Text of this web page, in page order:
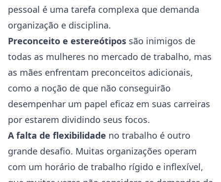
pessoal é uma tarefa complexa que demanda
organização e disciplina.
Preconceito e estereótipos são inimigos de
todas as mulheres no mercado de trabalho, mas
as mães enfrentam preconceitos adicionais,
como a noção de que não conseguirão
desempenhar um papel eficaz em suas carreiras
por estarem dividindo seus focos.
A falta de flexibilidade no trabalho é outro
grande desafio. Muitas organizações operam
com um horário de trabalho rígido e inflexível,